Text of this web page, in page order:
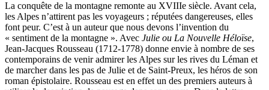
La conquête de la montagne remonte au XVIIIe siècle. Avant cela,
les Alpes n’attirent pas les voyageurs ; réputées dangereuses, elles
font peur. C’est à un auteur que nous devons l’invention du
« sentiment de la montagne ». Avec Julie ou La Nouvelle Héloïse,
Jean-Jacques Rousseau (1712-1778) donne envie à nombre de ses
contemporains de venir admirer les Alpes sur les rives du Léman et
de marcher dans les pas de Julie et de Saint-Preux, les héros de son
roman épistolaire. Rousseau est en effet un des premiers auteurs à